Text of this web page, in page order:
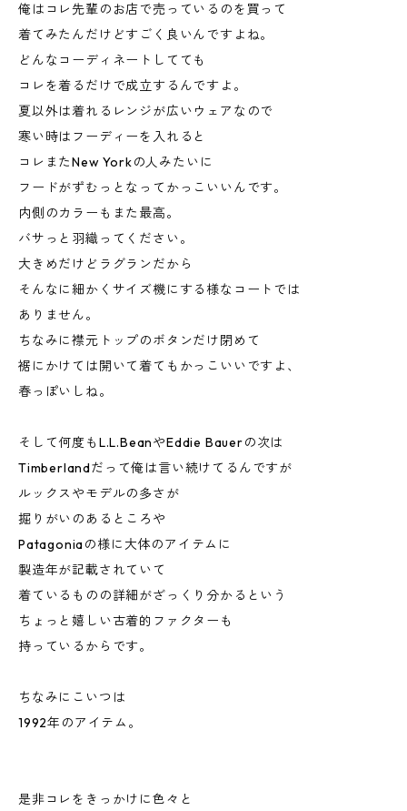
俺はコレ先輩のお店で売っているのを買って
着てみたんだけどすごく良いんですよね。
どんなコーディネートしてても
コレを着るだけで成立するんですよ。
夏以外は着れるレンジが広いウェアなので
寒い時はフーディーを入れると
コレまたNew Yorkの人みたいに
フードがずむっとなってかっこいいんです。
内側のカラーもまた最高。
バサっと羽織ってください。
大きめだけどラグランだから
そんなに細かくサイズ機にする様なコートでは
ありません。
ちなみに襟元トップのボタンだけ閉めて
裾にかけては開いて着てもかっこいいですよ、
春っぽいしね。
そして何度もL.L.BeanやEddie Bauerの次は
Timberlandだって俺は言い続けてるんですが
ルックスやモデルの多さが
掘りがいのあるところや
Patagoniaの様に大体のアイテムに
製造年が記載されていて
着ているものの詳細がざっくり分かるという
ちょっと嬉しい古着的ファクターも
持っているからです。
ちなみにこいつは
1992年のアイテム。
是非コレをきっかけに色々と